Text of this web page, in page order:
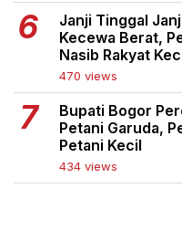
Janji Tinggal
Kecewa Berat,
Nasib Rakyat
470 views
Bupati Bogor
Petani Garuda,
Petani Kecil
434 views